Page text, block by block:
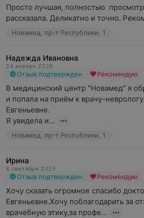
Просто лучшая, полностью
рассказала. Деликатно и точно.
Новамед, пр-т Республики, 1
Надежда Ивановна
24 января 2026
Отзыв подтвержден Рекомендую
В медицинский центр "Новамед" я
и попала на приём к врачу-
Евгеньевне.
Я увидела и...
Новамед, пр-т Республики, 1
Ирина
8 сентября 2025
Отзыв подтвержден Рекомендую
Хочу сказать огромное спасибо
Евгеньевне.Хочу поблагодарить за
врачебную этику,за профе...